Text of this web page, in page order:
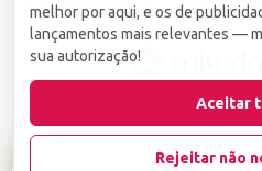
Infrações serão denunciadas
melhor por aqui, e os de
lançamentos mais relevantes —
sua autorização!
Aceitar
Rejeitar não